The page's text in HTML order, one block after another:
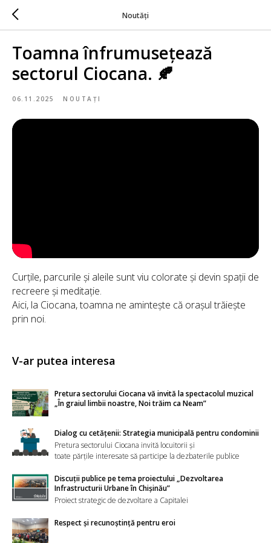
Noutăți
Toamna înfrumusețează
sectorul Ciocana. 🍂
06.11.2025 NOUTAȚI
Curțile, parcurile și aleile sunt viu colorate și devin spații de
recreere și meditație.
Aici, la Ciocana, toamna ne amintește că orașul trăiește
prin noi.
V-ar putea interesa
Pretura sectorului Ciocana vă invită la spectacolul muzical
„În graiul limbii noastre, Noi trăim ca Neam”
Dialog cu cetățenii: Strategia municipală pentru condominii
Pretura sectorului Ciocana invită locuitorii și
toate părțile interesate să participe la dezbaterile publice
Discuții publice pe tema proiectului „Dezvoltarea
Infrastructurii Urbane în Chișinău”
Proiect strategic de dezvoltare a Capitalei
Respect și recunoștință pentru eroi